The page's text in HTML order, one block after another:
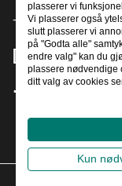
+31 (0)318 64 85
plasserer vi
Vi plasserer også
slutt plasserer vi
på "Godta alle"
endre valg" kan du
plassere nødvendige
ditt valg av cookies
Kun